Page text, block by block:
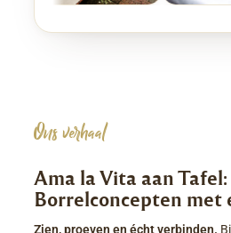
Ons verhaal
Ama la Vita aan
Borrelconcepten met
Zien, proeven en écht verbinden.